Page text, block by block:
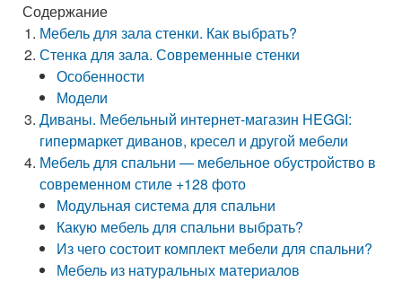
Содержание
Мебель для зала стенки. Как выбрать?
Стенка для зала. Современные стенки
Особенности
Модели
Диваны. Мебельный интернет-магазин HEGGI:
гипермаркет диванов, кресел и другой мебели
Мебель для спальни — мебельное обустройство в
современном стиле +128 фото
Модульная система для спальни
Какую мебель для спальни выбрать?
Из чего состоит комплект мебели для спальни?
Мебель из натуральных материалов